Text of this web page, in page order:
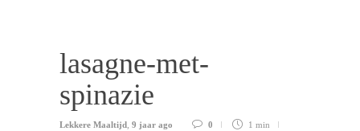
lasagne-met-
spinazie
Lekkere Maaltijd 9 jaar ago 0 1 min